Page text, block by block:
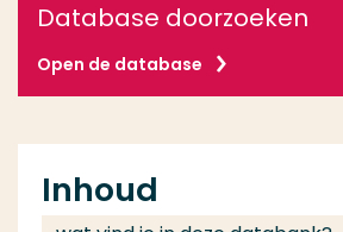
Database doorzoeken
Open de database
Inhoud